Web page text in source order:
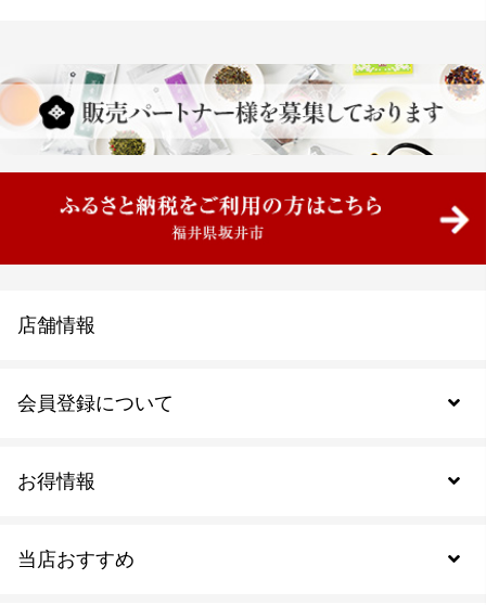
当店おすすめ
お得情報
会員登録について
会員規約について
店舗情報